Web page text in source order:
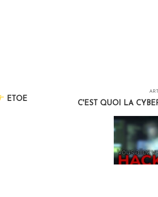
ETOE
C'EST QUOI LA